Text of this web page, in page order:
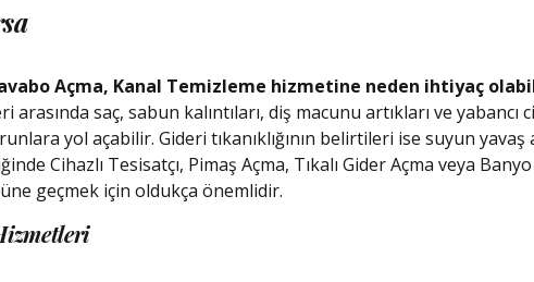
Açma, Kanal Temizleme hizmetine neden ihtiyaç
arasında saç, sabun kalıntıları, diş macunu artıkları ve
yol açabilir. Gideri tıkanıklığının belirtileri ise suyun yavaş
Cihazlı Tesisatçı, Pimaş Açma, Tıkalı Gider Açma veya
geçmek için oldukça önemlidir.